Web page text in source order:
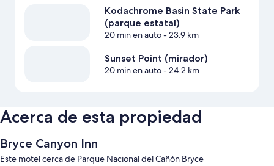
Kodachrome Basin State Park
(parque estatal)
20 min en auto- 23.9 km
Sunset Point (mirador)
20 min en auto- 24.2 km
Acerca de esta propiedad
Bryce Canyon Inn
Este motel cerca de Parque Nacional del Cañón Bryce